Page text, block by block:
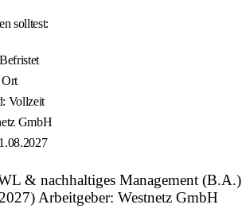
solltest:
Vollzeit
GmbH
& nachhaltiges Management (B.A.)
Arbeitgeber: Westnetz GmbH